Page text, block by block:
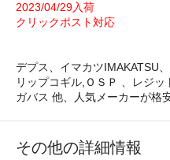
2023/04/29入荷
クリックポスト対応
デプス、イマカツIMAKATSU
リップコギル,ＯＳＰ 、レジ
ガバス 他、人気メーカーが格
その他の詳細情報